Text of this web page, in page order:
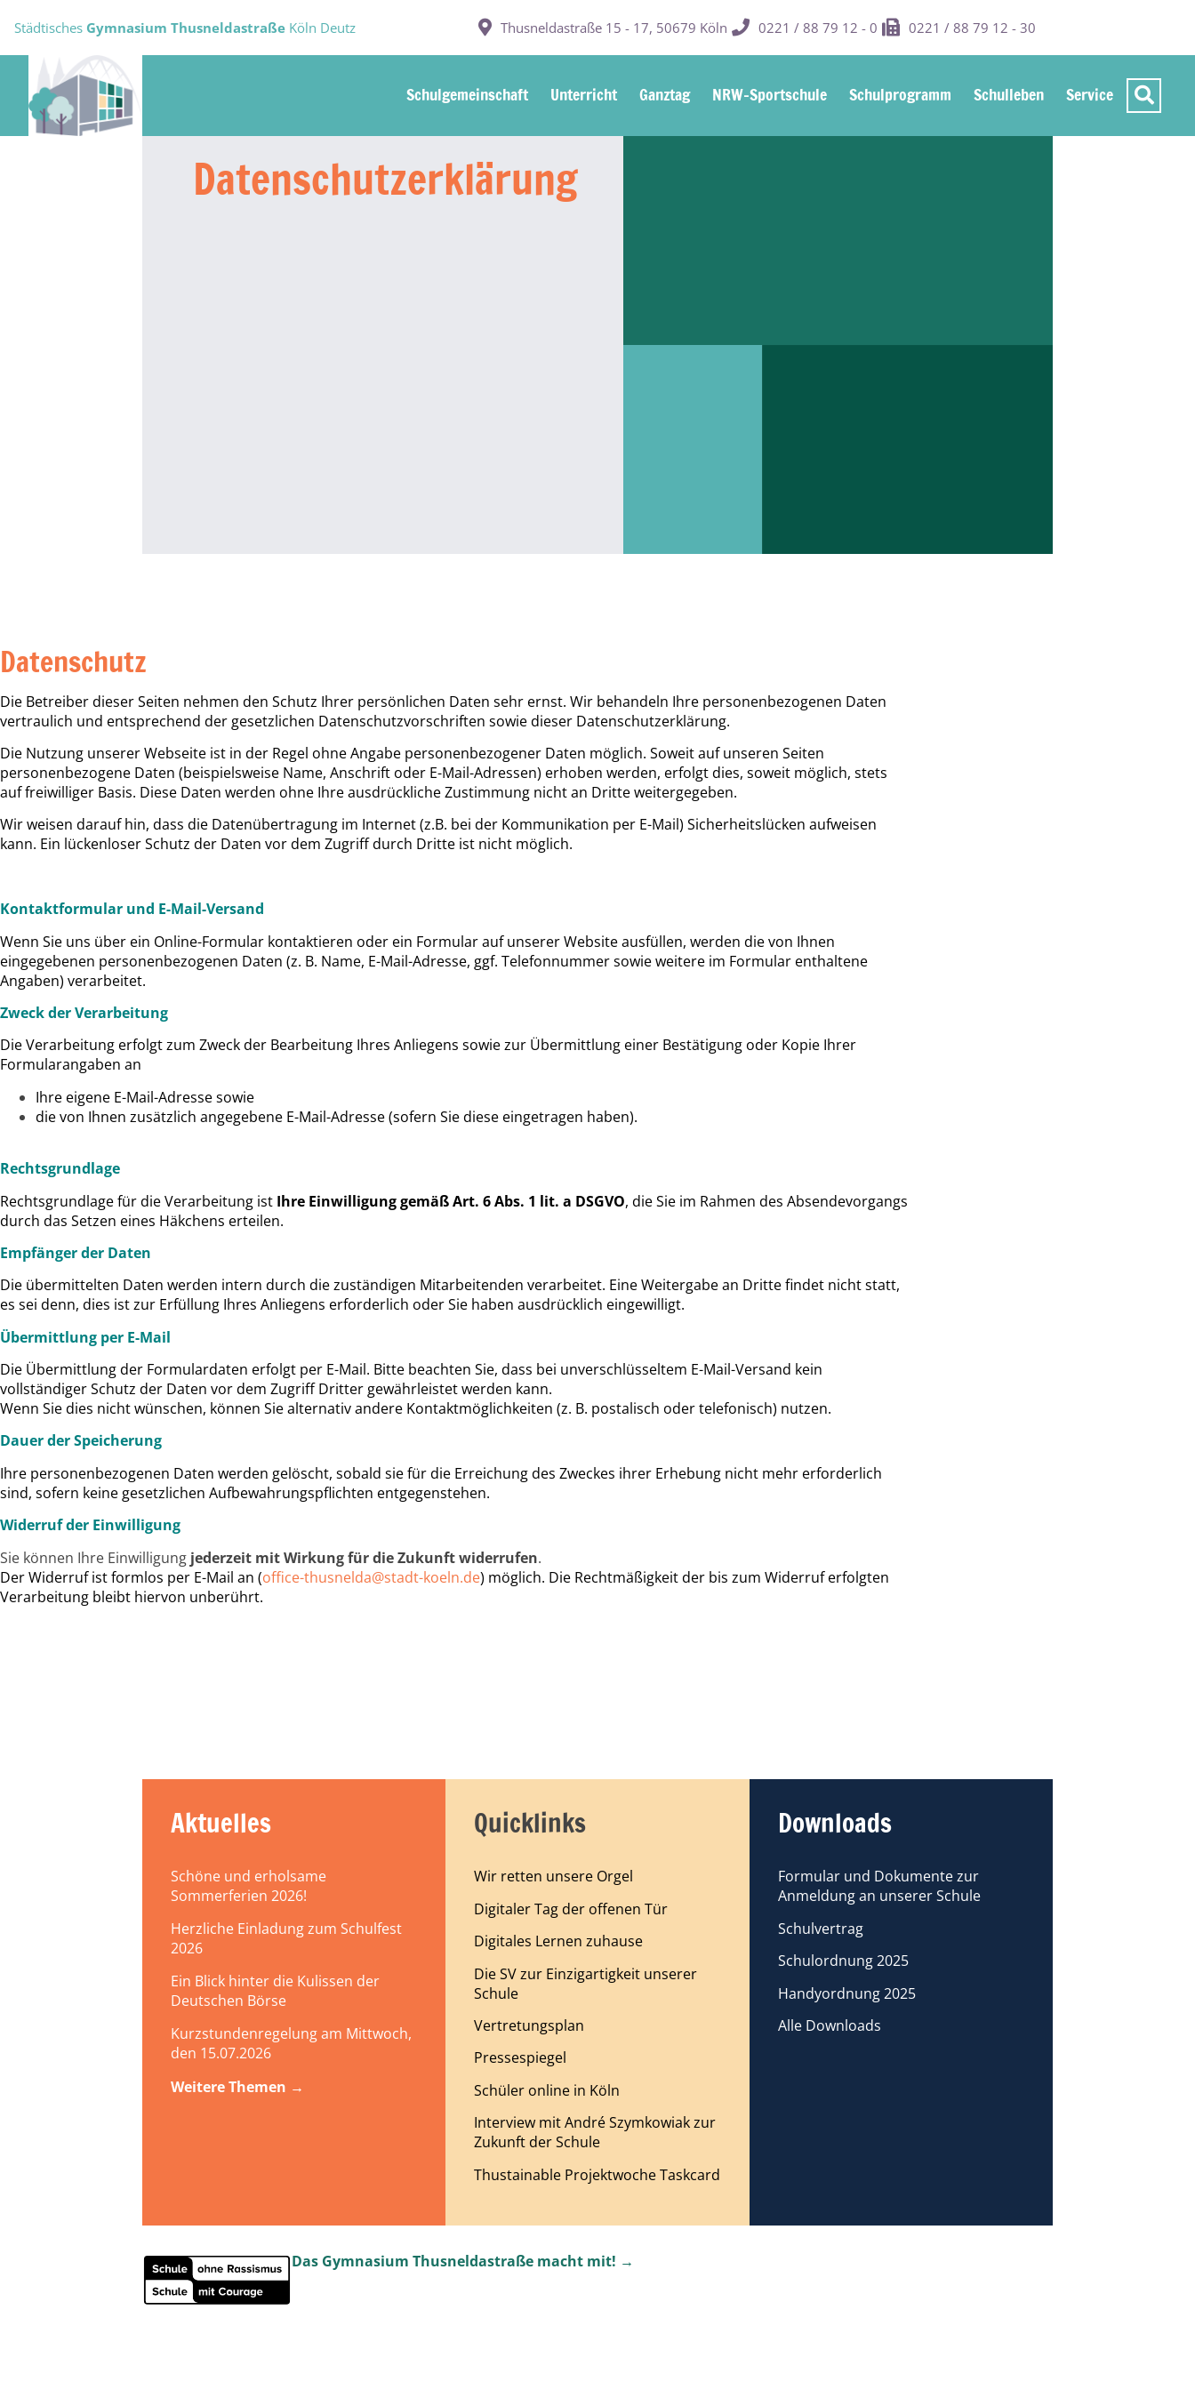
Städtisches Gymnasium Thusneldastraße Köln Deutz Thusneldastraße 15 - 17, 50679 Köln 0221 / 88 79 12 - 0 0221 / 88 79 12 - 30
Schulgemeinschaft Unterricht Ganztag NRW-Sportschule Schulprogramm Schulleben Service
Datenschutz­erklärung
Datenschutz
Die Betreiber dieser Seiten nehmen den Schutz Ihrer persönlichen Daten sehr ernst. Wir behandeln Ihre personenbezogenen Daten
vertraulich und entsprechend der gesetzlichen Datenschutzvorschriften sowie dieser Datenschutzerklärung.
Die Nutzung unserer Webseite ist in der Regel ohne Angabe personenbezogener Daten möglich. Soweit auf unseren Seiten
personenbezogene Daten (beispielsweise Name, Anschrift oder E-Mail-Adressen) erhoben werden, erfolgt dies, soweit möglich, stets
auf freiwilliger Basis. Diese Daten werden ohne Ihre ausdrückliche Zustimmung nicht an Dritte weitergegeben.
Wir weisen darauf hin, dass die Datenübertragung im Internet (z.B. bei der Kommunikation per E-Mail) Sicherheitslücken aufweisen
kann. Ein lückenloser Schutz der Daten vor dem Zugriff durch Dritte ist nicht möglich.
Kontaktformular und E-Mail-Versand
Wenn Sie uns über ein Online-Formular kontaktieren oder ein Formular auf unserer Website ausfüllen, werden die von Ihnen
eingegebenen personenbezogenen Daten (z. B. Name, E-Mail-Adresse, ggf. Telefonnummer sowie weitere im Formular enthaltene
Angaben) verarbeitet.
Zweck der Verarbeitung
Die Verarbeitung erfolgt zum Zweck der Bearbeitung Ihres Anliegens sowie zur Übermittlung einer Bestätigung oder Kopie Ihrer
Formularangaben an
Ihre eigene E-Mail-Adresse sowie
die von Ihnen zusätzlich angegebene E-Mail-Adresse (sofern Sie diese eingetragen haben).
Rechtsgrundlage
Rechtsgrundlage für die Verarbeitung ist Ihre Einwilligung gemäß Art. 6 Abs. 1 lit. a DSGVO, die Sie im Rahmen des Absendevorgangs
durch das Setzen eines Häkchens erteilen.
Empfänger der Daten
Die übermittelten Daten werden intern durch die zuständigen Mitarbeitenden verarbeitet. Eine Weitergabe an Dritte findet nicht statt,
es sei denn, dies ist zur Erfüllung Ihres Anliegens erforderlich oder Sie haben ausdrücklich eingewilligt.
Übermittlung per E-Mail
Die Übermittlung der Formulardaten erfolgt per E-Mail. Bitte beachten Sie, dass bei unverschlüsseltem E-Mail-Versand kein
vollständiger Schutz der Daten vor dem Zugriff Dritter gewährleistet werden kann.
Wenn Sie dies nicht wünschen, können Sie alternativ andere Kontaktmöglichkeiten (z. B. postalisch oder telefonisch) nutzen.
Dauer der Speicherung
Ihre personenbezogenen Daten werden gelöscht, sobald sie für die Erreichung des Zweckes ihrer Erhebung nicht mehr erforderlich
sind, sofern keine gesetzlichen Aufbewahrungspflichten entgegenstehen.
Widerruf der Einwilligung
Sie können Ihre Einwilligung jederzeit mit Wirkung für die Zukunft widerrufen.
Der Widerruf ist formlos per E-Mail an (office-thusnelda@stadt-koeln.de) möglich. Die Rechtmäßigkeit der bis zum Widerruf erfolgten
Verarbeitung bleibt hiervon unberührt.
Aktuelles
Schöne und erholsame
Sommerferien 2026!
Herzliche Einladung zum Schulfest
2026
Ein Blick hinter die Kulissen der
Deutschen Börse
Kurzstundenregelung am Mittwoch,
den 15.07.2026
Weitere Themen →
Quicklinks
Wir retten unsere Orgel
Digitaler Tag der offenen Tür
Digitales Lernen zuhause
Die SV zur Einzigartigkeit unserer
Schule
Vertretungsplan
Pressespiegel
Schüler online in Köln
Interview mit André Szymkowiak zur
Zukunft der Schule
Thustainable Projektwoche Taskcard
Downloads
Formular und Dokumente zur
Anmeldung an unserer Schule
Schulvertrag
Schulordnung 2025
Handyordnung 2025
Alle Downloads
Das Gymnasium Thusneldastraße macht mit! →